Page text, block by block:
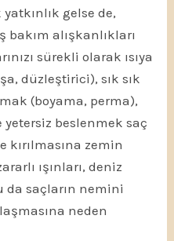
gelse de,
bakım alışkanlıkları
sürekli olarak ısıya
düzleştirici), sık sık
(boyama, perma),
beslenmek saç
kırılmasına zemin
ışınları, deniz
da saçların nemini
neden